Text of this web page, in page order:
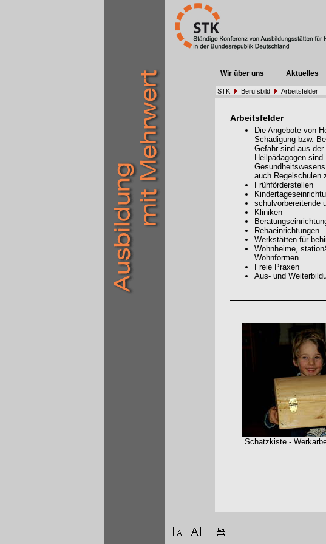
Wir über uns Aktuelles
STK Berufsbild Arbeitsfelder
Arbeitsfelder
Die Angebote von
Schädigung bzw.
Gefahr sind aus
Heilpädagogen
auch Regelschulen
Frühförderstellen
schulvorbereitende
Kliniken
Rehaeinrichtungen
Werkstätten für
Wohnheime,
Wohnformen
Freie Praxen
Aus- und
Schatzkiste -